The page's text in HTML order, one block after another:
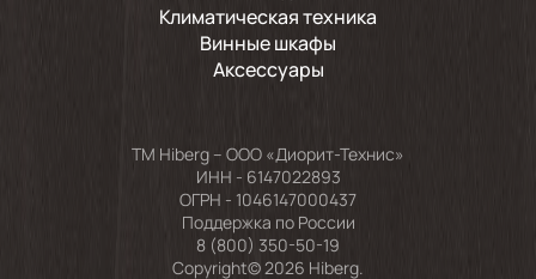
Климатическая техника
Винные шкафы
Аксессуары
TM Hiberg – ООО «Диорит-Технис»
ИНН - 6147022893
ОГРН - 1046147000437
Поддержка по России
8 (800) 350-50-19
Copyright© 2026 Hiberg.